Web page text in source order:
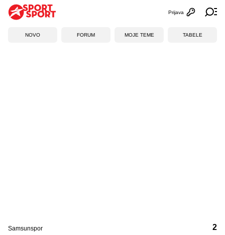
Otvori
Prijava
NOVO FORUM MOJE TEME TABELE
Samsunspor 2